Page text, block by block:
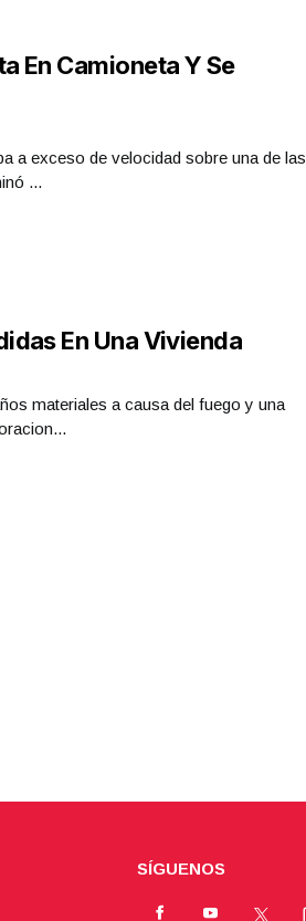
En Camioneta Y Se
a exceso de velocidad sobre una de las
...
En Una Vivienda
materiales a causa del fuego y una
| 03 10 2025 con Rodolfo Flores
l 10 Visitas
SÍGUENOS